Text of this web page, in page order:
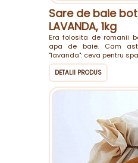
Sare de baie
LAVANDA, 1kg
Era folosita de romanii
apa de baie. Cam
"lavanda": ceva pentru
DETALII PRODUS